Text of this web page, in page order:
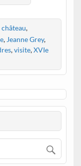
château,
, Jeanne Grey,
,visite,XVIe